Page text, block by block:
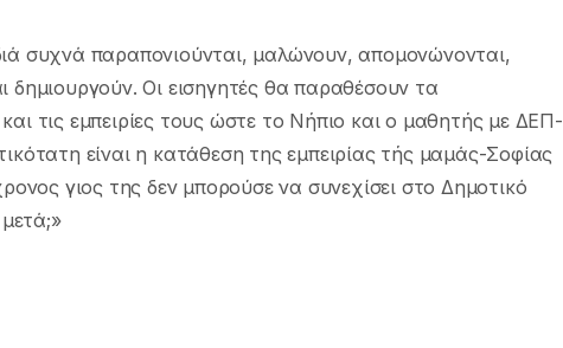
συχνά παραπονιούνται, μαλώνουν, απομονώνονται,
δημιουργούν. Οι εισηγητές θα παραθέσουν τα
τις εμπειρίες τους ώστε το Νήπιο και ο μαθητής με ΔΕΠ-
είναι η κατάθεση της εμπειρίας τής μαμάς-Σοφίας
γιος της δεν μπορούσε να συνεχίσει στο Δημοτικό